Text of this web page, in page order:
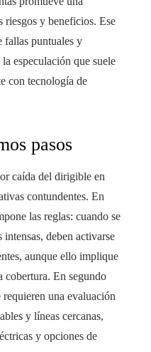
riesgos y beneficios. Ese
fallas puntuales y
especulación que suele
con tecnología de
pasos
caída del dirigible en
contundentes. En
las reglas: cuando se
deben activarse
aunque ello implique
cobertura. En segundo
una evaluación
y líneas cercanas,
y opciones de